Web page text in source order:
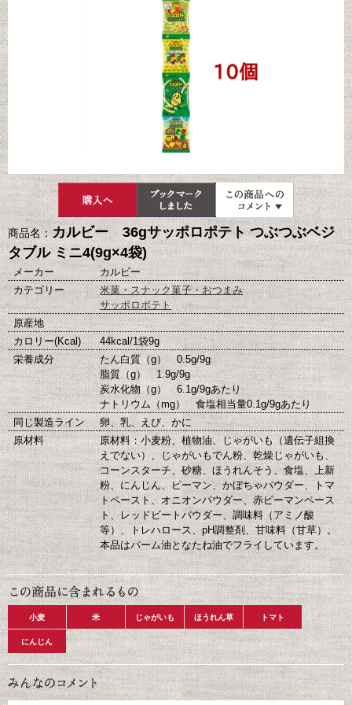
商品名：カルビー 36gサッポロポテト つぶつぶベジ
タブル ミニ4(9g×4袋)
メーカー
カルビー
カテゴリー
米菓・スナック菓子・おつまみ
サッポロポテト
原産地
カロリー(Kcal)
44kcal/1袋9g
栄養成分
たん白質（g） 0.5g/9g
脂質（g） 1.9g/9g
炭水化物（g） 6.1g/9gあたり
ナトリウム（mg） 食塩相当量0.1g/9gあたり
同じ製造ライン
卵、乳、えび、かに
原材料
原材料：小麦粉、植物油、じゃがいも（遺伝子組換
えでない）、じゃがいもでん粉、乾燥じゃがいも、
コーンスターチ、砂糖、ほうれんそう、食塩、上新
粉、にんじん、ピーマン、かぼちゃパウダー、トマ
トペースト、オニオンパウダー、赤ピーマンペース
ト、レッドビートパウダー、調味料（アミノ酸
等）、トレハロース、pH調整剤、甘味料（甘草）。
本品はパーム油となたね油でフライしています。
小麦 米 じゃがいも ほうれん草 トマト
にんじん